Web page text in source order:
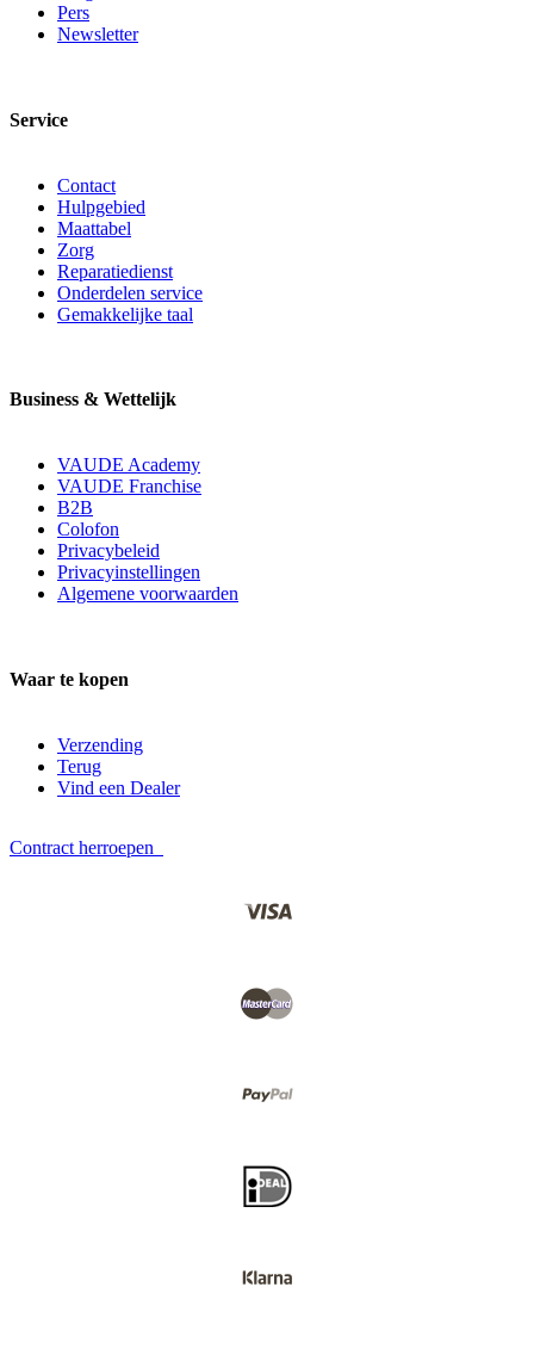
Pers
Newsletter
Service
Contact
Hulpgebied
Maattabel
Zorg
Reparatiedienst
Onderdelen service
Gemakkelijke taal
Business & Wettelijk
VAUDE Academy
VAUDE Franchise
B2B
Colofon
Privacybeleid
Privacyinstellingen
Algemene voorwaarden
Waar te kopen
Verzending
Terug
Vind een Dealer
Contract herroepen